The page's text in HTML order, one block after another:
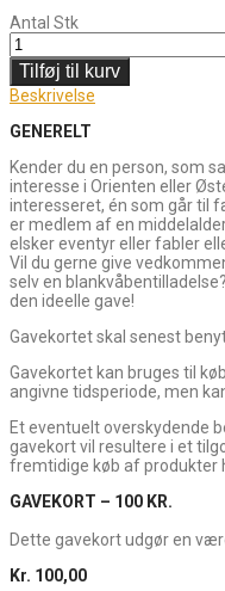
Antal Stk
Tilføj til kurv
Beskrivelse
GENERELT
Kender du en person, som
interesse i Orienten eller
interesseret, én som går til
er medlem af en
elsker eventyr eller fabler
Vil du gerne give
selv en
den ideelle gave!
Gavekortet skal senest
Gavekortet kan bruges til
angivne tidsperiode, men
Et eventuelt overskydende
gavekort vil resultere i et
fremtidige køb af produkter
GAVEKORT – 100 KR.
Dette gavekort udgør en
Kr. 100,00